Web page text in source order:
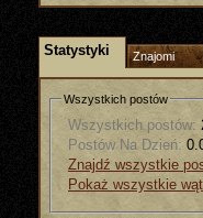
Statystyki Znajomi
Wszystkich postów
Wszystkich postów:
Postów Na Dzień:
Znajdź wszystkie
Pokaż wszystkie